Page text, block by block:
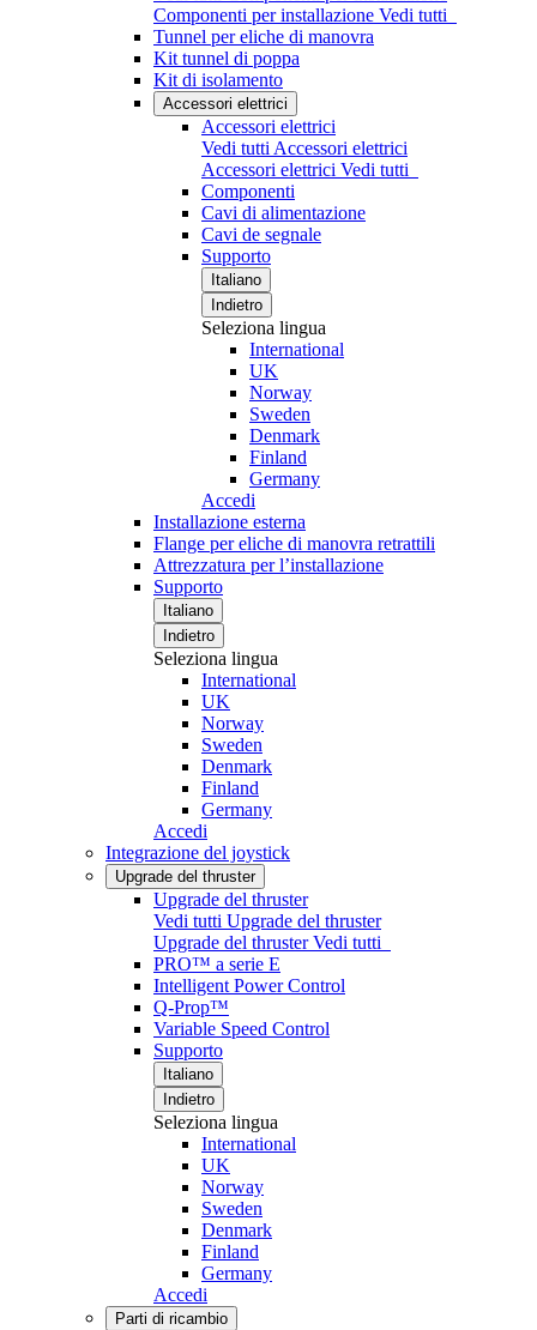
Componenti per installazione Vedi tutti
Tunnel per eliche di manovra
Kit tunnel di poppa
Kit di isolamento
Accessori elettrici
Accessori elettrici
Vedi tutti Accessori elettrici
Accessori elettrici Vedi tutti
Componenti
Cavi di alimentazione
Cavi de segnale
Supporto
Italiano
Indietro
Seleziona lingua
International
UK
Norway
Sweden
Denmark
Finland
Germany
Accedi
Installazione esterna
Flange per eliche di manovra retrattili
Attrezzatura per l’installazione
Supporto
Italiano
Indietro
Seleziona lingua
International
UK
Norway
Sweden
Denmark
Finland
Germany
Accedi
Integrazione del joystick
Upgrade del thruster
Upgrade del thruster
Vedi tutti Upgrade del thruster
Upgrade del thrusterVedi tutti
PRO™ a serie E
Intelligent Power Control
Q-Prop™
Variable Speed Control
Supporto
Italiano
Indietro
Seleziona lingua
International
UK
Norway
Sweden
Denmark
Finland
Germany
Accedi
Parti di ricambio